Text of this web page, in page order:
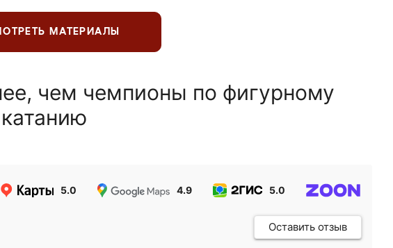
МАТЕРИАЛЫ
чем чемпионы по фигурному
катанию
5.0 4.9 5.0
Оставить отзыв